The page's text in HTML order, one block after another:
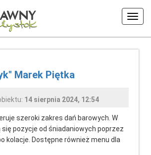
Włącz
Marek Piętka
14 sierpnia 2024, 12:54
szeroki zakres dań barowych. W
pozycje od śniadaniowych poprzez
kolacje. Dostępne również menu dla